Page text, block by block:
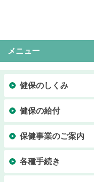
メニュー
健保のしくみ
健保の給付
保健事業のご案内
各種手続き